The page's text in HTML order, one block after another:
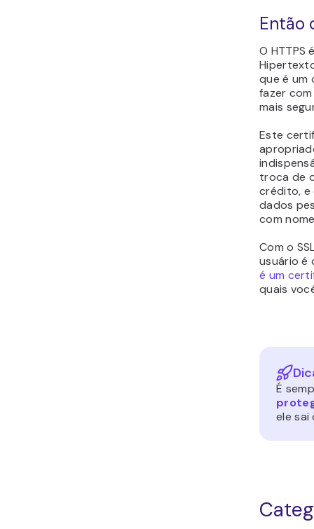
Então
O HTTPS
que é
fazer
mais
Este
troca de
crédito, e
dados
com
Com o
usuário é
é um
quais
É
ele sai